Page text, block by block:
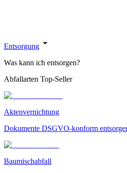
Entsorgung
Was kann ich entsorgen?
Abfallarten Top-Seller
Aktenvernichtung
Dokumente DSGVO-konform
Baumischabfall